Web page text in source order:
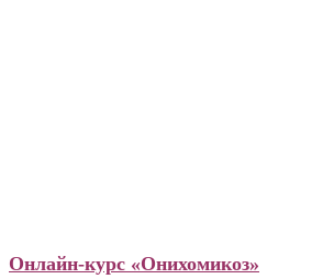
Онлайн-курс «Онихомикоз»